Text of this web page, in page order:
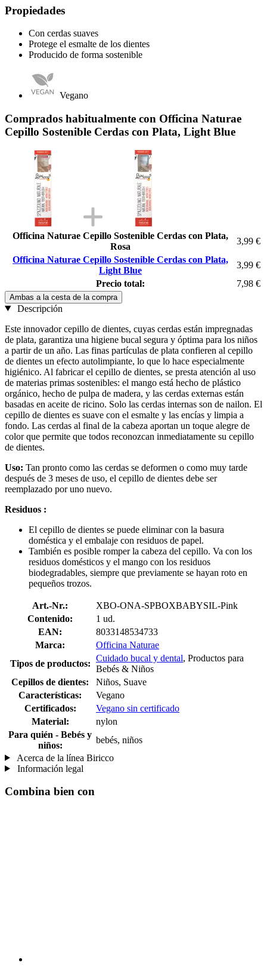
Propiedades
Con cerdas suaves
Protege el esmalte de los dientes
Producido de forma sostenible
Vegano
Comprados habitualmente con Officina Naturae
Cepillo Sostenible Cerdas con Plata, Light Blue
Officina Naturae Cepillo Sostenible Cerdas con Plata,
Rosa
3,99 €
Officina Naturae Cepillo Sostenible Cerdas con Plata,
Light Blue
3,99 €
Precio total:
7,98 €
Ambas a la cesta de la compra
Descripción
Este innovador cepillo de dientes, cuyas cerdas están impregnadas
de plata, garantiza una higiene bucal segura y óptima para los niños
a partir de un año. Las finas partículas de plata confieren al cepillo
de dientes un efecto autolimpiante, lo que lo hace especialmente
higiénico. Al fabricar el cepillo de dientes, se presta atención al uso
de materias primas sostenibles: el mango está hecho de plástico
orgánico, hecho de pulpa de madera, y las cerdas externas están
basadas en aceite de ricino. Solo las cerdas internas son de nailon. El
cepillo de dientes es suave con el esmalte y las encías y limpia a
fondo. Las cerdas al final de la cabeza aportan un toque alegre de
color que permite que todos reconozcan inmediatamente su cepillo
de dientes.
Uso: Tan pronto como las cerdas se deformen o como muy tarde
después de 3 meses de uso, el cepillo de dientes debe ser
reemplazado por uno nuevo.
Residuos :
El cepillo de dientes se puede eliminar con la basura
doméstica y el embalaje con residuos de papel.
También es posible romper la cabeza del cepillo. Va con los
residuos domésticos y el mango con los residuos
biodegradables, siempre que previamente se hayan roto en
pequeños trozos.
Art.-Nr.:
XBO-ONA-SPBOXBABYSIL-Pink
Contenido:
1 ud.
EAN:
8033148534733
Marca:
Officina Naturae
Tipos de productos:
Cuidado bucal y dental, Productos para
Bebés & Niños
Cepillos de dientes:
Niños, Suave
Características:
Vegano
Certificados:
Vegano sin certificado
Material:
nylon
Para quién - Bebés y
niños:
bebés, niños
Acerca de la línea Biricco
Información legal
Combina bien con